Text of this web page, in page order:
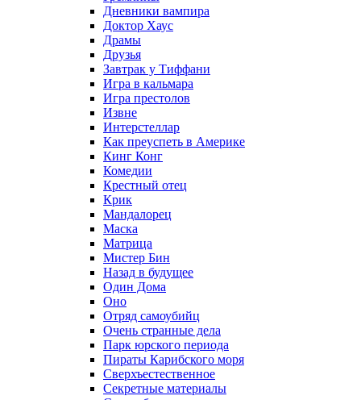
Дневники вампира
Доктор Хаус
Драмы
Друзья
Завтрак у Тиффани
Игра в кальмара
Игра престолов
Извне
Интерстеллар
Как преуспеть в Америке
Кинг Конг
Комедии
Крестный отец
Крик
Мандалорец
Маска
Матрица
Мистер Бин
Назад в будущее
Один Дома
Оно
Отряд самоубийц
Очень странные дела
Парк юрского периода
Пираты Карибского моря
Сверхъестественное
Секретные материалы